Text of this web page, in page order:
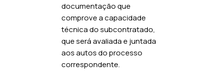
documentação que
comprove a capacidade
técnica do subcontratado,
que será avaliada e juntada
aos autos do processo
correspondente.